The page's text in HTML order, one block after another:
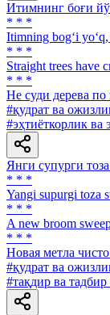
Итимнинг боғи
* * *
Itimning bog‘i
* * *
Straight trees have
* * *
He суди дерева по
#қудрат ва
#эҳтиёткорлик ва
Янги супурги
* * *
Yangi supurgi toza
* * *
A new broom
* * *
Новая метла чисто
#қудрат ва
#тақдир ва тадбир